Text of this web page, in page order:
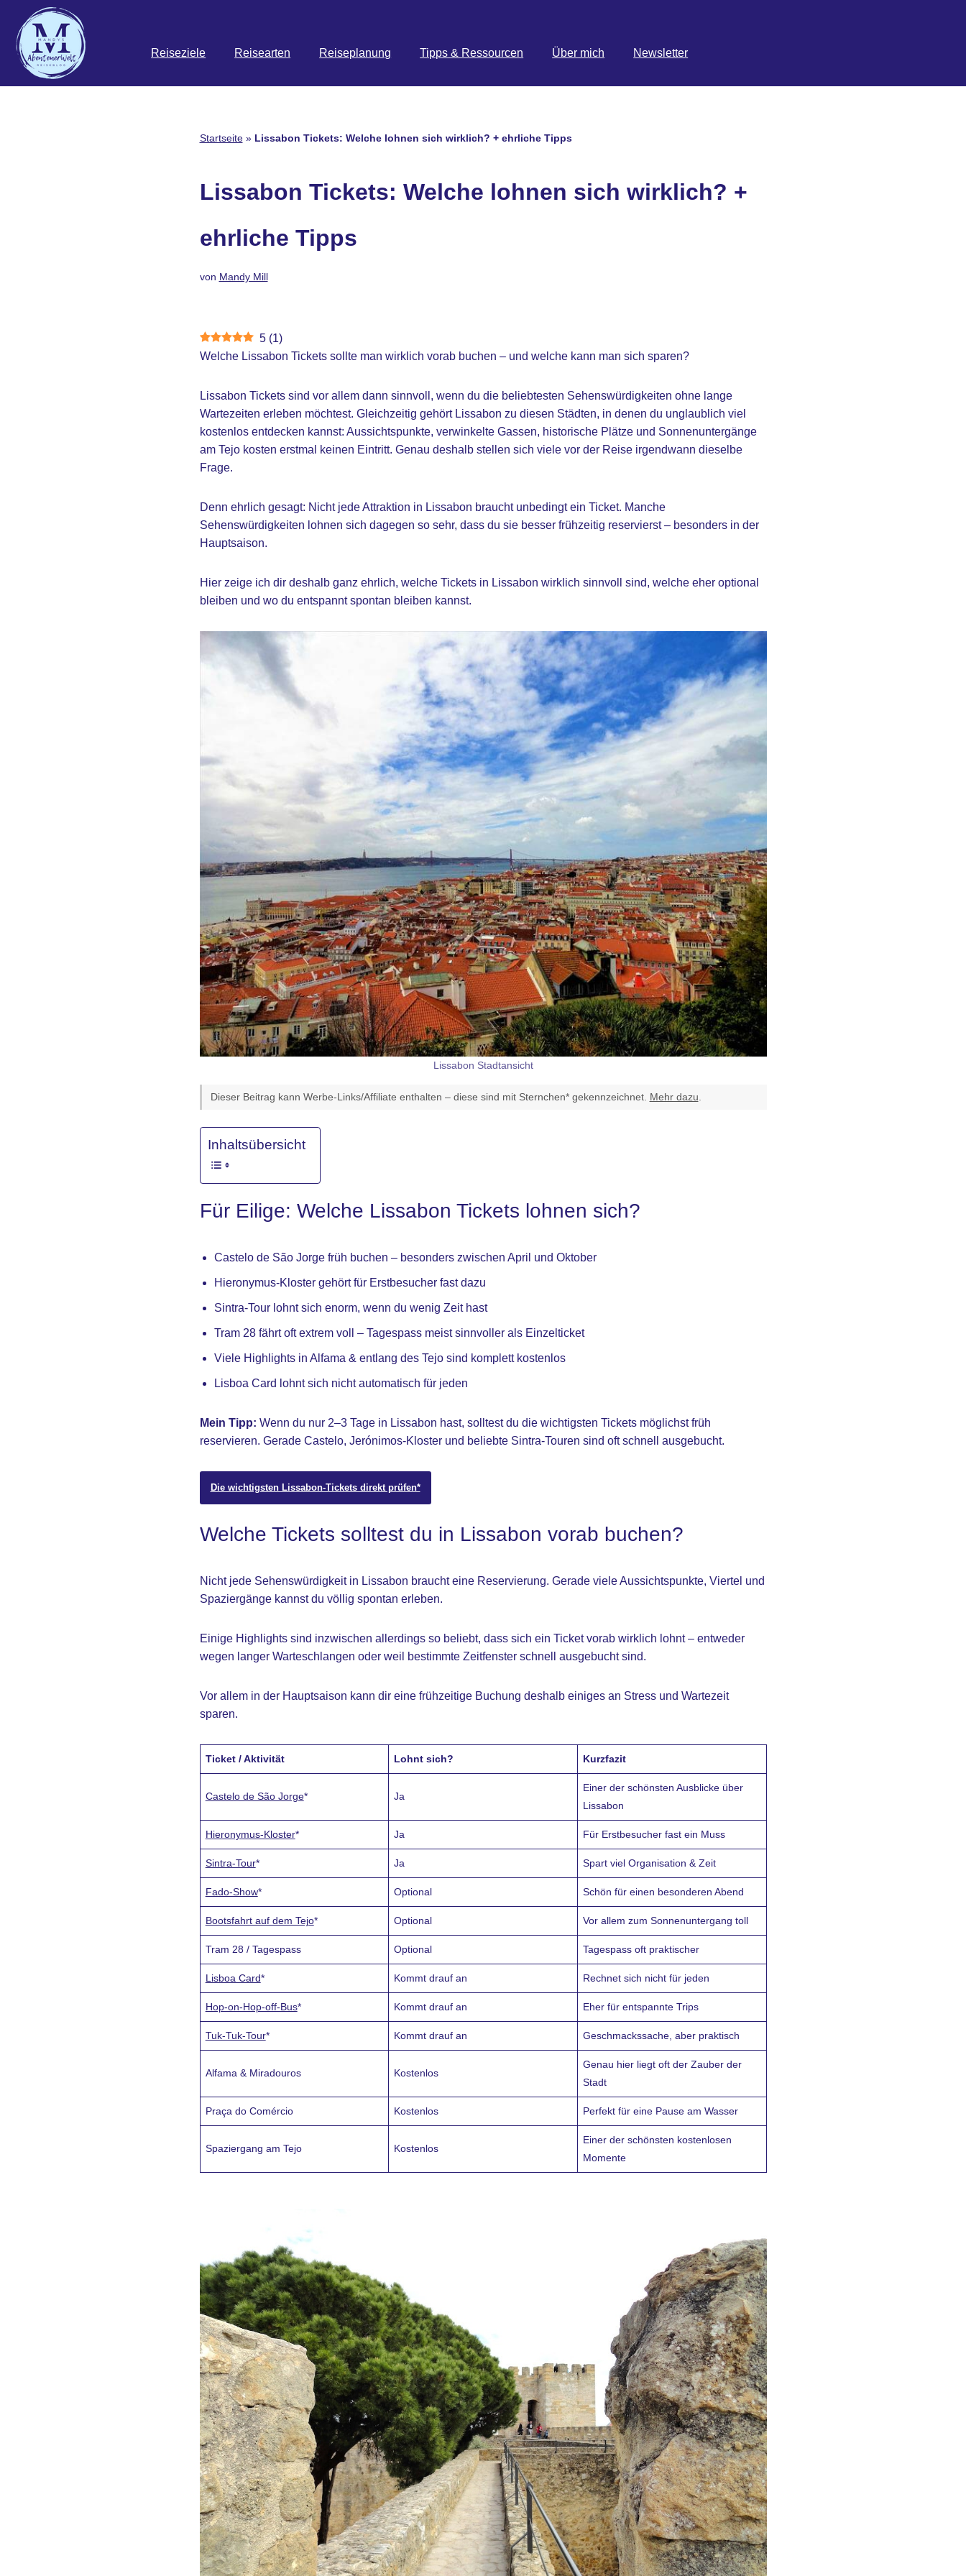
Zum
Inhalt
springen
Reiseziele Reisearten Reiseplanung Tipps & Ressourcen Über mich Newsletter
Startseite» Lissabon Tickets: Welche lohnen sich wirklich? + ehrliche Tipps
Lissabon Tickets: Welche lohnen sich wirklich? +
ehrliche Tipps
von Mandy Mill
5 (1)
Welche Lissabon Tickets sollte man wirklich vorab buchen – und welche kann man sich sparen?
Lissabon Tickets sind vor allem dann sinnvoll, wenn du die beliebtesten Sehenswürdigkeiten ohne lange
Wartezeiten erleben möchtest. Gleichzeitig gehört Lissabon zu diesen Städten, in denen du unglaublich viel
kostenlos entdecken kannst: Aussichtspunkte, verwinkelte Gassen, historische Plätze und Sonnenuntergänge
am Tejo kosten erstmal keinen Eintritt. Genau deshalb stellen sich viele vor der Reise irgendwann dieselbe
Frage.
Denn ehrlich gesagt: Nicht jede Attraktion in Lissabon braucht unbedingt ein Ticket. Manche
Sehenswürdigkeiten lohnen sich dagegen so sehr, dass du sie besser frühzeitig reservierst – besonders in der
Hauptsaison.
Hier zeige ich dir deshalb ganz ehrlich, welche Tickets in Lissabon wirklich sinnvoll sind, welche eher optional
bleiben und wo du entspannt spontan bleiben kannst.
Lissabon Stadtansicht
Dieser Beitrag kann Werbe-Links/Affiliate enthalten – diese sind mit Sternchen* gekennzeichnet. Mehr dazu.
Inhaltsübersicht
Für Eilige: Welche Lissabon Tickets lohnen sich?
Castelo de São Jorge früh buchen – besonders zwischen April und Oktober
Hieronymus-Kloster gehört für Erstbesucher fast dazu
Sintra-Tour lohnt sich enorm, wenn du wenig Zeit hast
Tram 28 fährt oft extrem voll – Tagespass meist sinnvoller als Einzelticket
Viele Highlights in Alfama & entlang des Tejo sind komplett kostenlos
Lisboa Card lohnt sich nicht automatisch für jeden
Mein Tipp: Wenn du nur 2–3 Tage in Lissabon hast, solltest du die wichtigsten Tickets möglichst früh
reservieren. Gerade Castelo, Jerónimos-Kloster und beliebte Sintra-Touren sind oft schnell ausgebucht.
Die wichtigsten Lissabon-Tickets direkt prüfen*
Welche Tickets solltest du in Lissabon vorab buchen?
Nicht jede Sehenswürdigkeit in Lissabon braucht eine Reservierung. Gerade viele Aussichtspunkte, Viertel und
Spaziergänge kannst du völlig spontan erleben.
Einige Highlights sind inzwischen allerdings so beliebt, dass sich ein Ticket vorab wirklich lohnt – entweder
wegen langer Warteschlangen oder weil bestimmte Zeitfenster schnell ausgebucht sind.
Vor allem in der Hauptsaison kann dir eine frühzeitige Buchung deshalb einiges an Stress und Wartezeit
sparen.
Ticket / Aktivität Lohnt sich? Kurzfazit
Castelo de São Jorge* Ja
Einer der schönsten Ausblicke über
Lissabon
Hieronymus-Kloster* Ja Für Erstbesucher fast ein Muss
Sintra-Tour* Ja Spart viel Organisation & Zeit
Fado-Show* Optional Schön für einen besonderen Abend
Bootsfahrt auf dem Tejo* Optional Vor allem zum Sonnenuntergang toll
Tram 28 / Tagespass Optional Tagespass oft praktischer
Lisboa Card* Kommt drauf an Rechnet sich nicht für jeden
Hop-on-Hop-off-Bus* Kommt drauf an Eher für entspannte Trips
Tuk-Tuk-Tour* Kommt drauf an Geschmackssache, aber praktisch
Alfama & Miradouros Kostenlos
Genau hier liegt oft der Zauber der
Stadt
Praça do Comércio Kostenlos Perfekt für eine Pause am Wasser
Spaziergang am Tejo Kostenlos
Einer der schönsten kostenlosen
Momente